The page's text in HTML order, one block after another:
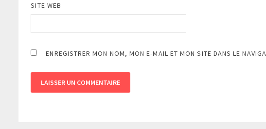
SITE WEB
ENREGISTRER MON NOM, MON E-MAIL ET MON SITE DANS LE